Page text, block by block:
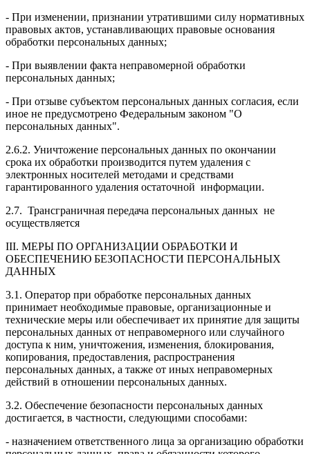
- При изменении, признании утратившими силу нормативных
правовых актов, устанавливающих правовые основания
обработки персональных данных;
- При выявлении факта неправомерной обработки
персональных данных;
- При отзыве субъектом персональных данных согласия, если
иное не предусмотрено Федеральным законом "О
персональных данных".
2.6.2. Уничтожение персональных данных по окончании
срока их обработки производится путем удаления с
электронных носителей методами и средствами
гарантированного удаления остаточной информации.
2.7. Трансграничная передача персональных данных не
осуществляется
III. МЕРЫ ПО ОРГАНИЗАЦИИ ОБРАБОТКИ И
ОБЕСПЕЧЕНИЮ БЕЗОПАСНОСТИ ПЕРСОНАЛЬНЫХ
ДАННЫХ
3.1. Оператор при обработке персональных данных
принимает необходимые правовые, организационные и
технические меры или обеспечивает их принятие для защиты
персональных данных от неправомерного или случайного
доступа к ним, уничтожения, изменения, блокирования,
копирования, предоставления, распространения
персональных данных, а также от иных неправомерных
действий в отношении персональных данных.
3.2. Обеспечение безопасности персональных данных
достигается, в частности, следующими способами:
- назначением ответственного лица за организацию обработки